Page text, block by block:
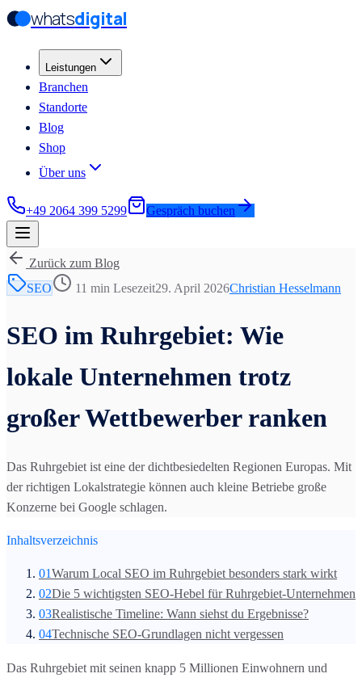
Zum Hauptinhalt springen
Zum Hauptinhalt springen
whatsdigital
Leistungen
Branchen
Standorte
Blog
Shop
Über uns
+49 2064 399 5299 Gespräch buchen
Zurück zum Blog
SEO
11 min Lesezeit29. April 2026Christian Hesselmann
SEO im Ruhrgebiet: Wie
lokale Unternehmen trotz
großer Wettbewerber ranken
Das Ruhrgebiet ist eine der dichtbesiedelten Regionen Europas. Mit
der richtigen Lokalstrategie können auch kleine Betriebe große
Konzerne bei Google schlagen.
Inhaltsverzeichnis
01Warum Local SEO im Ruhrgebiet besonders stark wirkt
02Die 5 wichtigsten SEO-Hebel für Ruhrgebiet-Unternehmen
03Realistische Timeline: Wann siehst du Ergebnisse?
04Technische SEO-Grundlagen nicht vergessen
Das Ruhrgebiet mit seinen knapp 5 Millionen Einwohnern und